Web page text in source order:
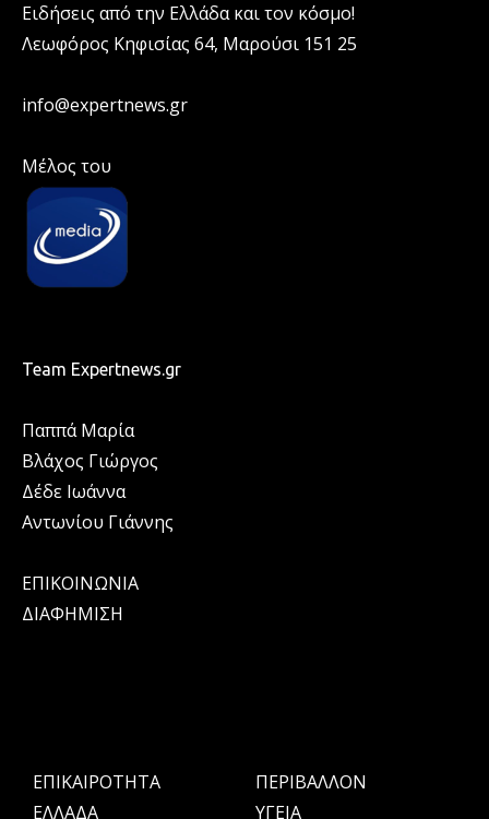
Ειδήσεις από την Ελλάδα και τον κόσμο!
Λεωφόρος Κηφισίας 64, Μαρούσι 151 25
info@expertnews.gr
Μέλος του
Team Expertnews.gr
Παππά Μαρία
Βλάχος Γιώργος
Δέδε Ιωάννα
Αντωνίου Γιάννης
ΕΠΙΚΟΙΝΩΝΙΑ
ΔΙΑΦΗΜΙΣΗ
ΕΠΙΚΑΙΡΟΤΗΤΑ
ΕΛΛΑΔΑ
ΠΕΡΙΒΑΛΛΟΝ
ΥΓΕΙΑ